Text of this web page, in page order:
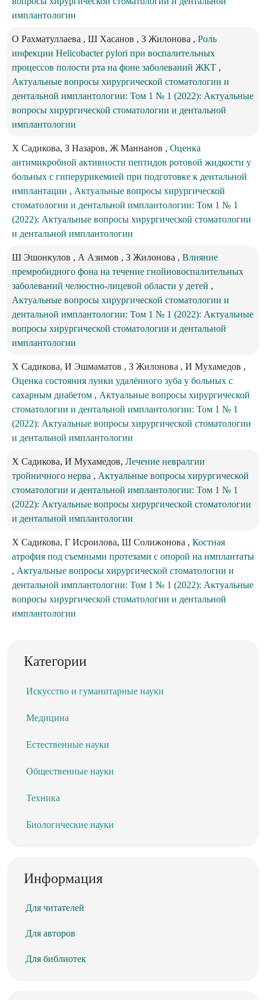
имплантологии
О Рахматуллаева , Ш Хасанов , З Жилонова , Роль
инфекции Helicobacter pylori при воспалительных
процессов полости рта на фоне заболеваний ЖКТ ,
Актуальные вопросы хирургической стоматологии и
дентальной имплантологии: Том 1 № 1 (2022): Актуальные
вопросы хирургической стоматологии и дентальной
имплантологии
Х Садикова, З Назаров, Ж Маннанов , Оценка
антимикробной активности пептидов ротовой жидкости у
больных с гиперурикемией при подготовке к дентальной
имплантации , Актуальные вопросы хирургической
стоматологии и дентальной имплантологии: Том 1 № 1
(2022): Актуальные вопросы хирургической стоматологии
и дентальной имплантологии
Ш Эшонкулов , А Азимов , З Жилонова , Влияние
премробидного фона на течение гнойновоспалительных
заболеваний челюстно-лицевой области у детей ,
Актуальные вопросы хирургической стоматологии и
дентальной имплантологии: Том 1 № 1 (2022): Актуальные
вопросы хирургической стоматологии и дентальной
имплантологии
Х Садикова, И Эшмаматов , З Жилонова , И Мухамедов ,
Оценка состояния лунки удалённого зуба у больных с
сахарным диабетом , Актуальные вопросы хирургической
стоматологии и дентальной имплантологии: Том 1 № 1
(2022): Актуальные вопросы хирургической стоматологии
и дентальной имплантологии
Х Садикова, И Мухамедов, Лечение невралгии
тройничного нерва , Актуальные вопросы хирургической
стоматологии и дентальной имплантологии: Том 1 № 1
(2022): Актуальные вопросы хирургической стоматологии
и дентальной имплантологии
Х Садикова, Г Исроилова, Ш Солижонова , Костная
атрофия под съемными протезами с опорой на имплантаты
, Актуальные вопросы хирургической стоматологии и
дентальной имплантологии: Том 1 № 1 (2022): Актуальные
вопросы хирургической стоматологии и дентальной
имплантологии
Категории
Искусство и гуманитарные науки
Медицина
Естественные науки
Общественные науки
Техника
Биологические науки
Информация
Для читателей
Для авторов
Для библиотек